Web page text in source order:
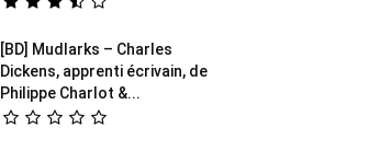
[BD] Mudlarks – Charles
Dickens, apprenti écrivain, de
Philippe Charlot &...